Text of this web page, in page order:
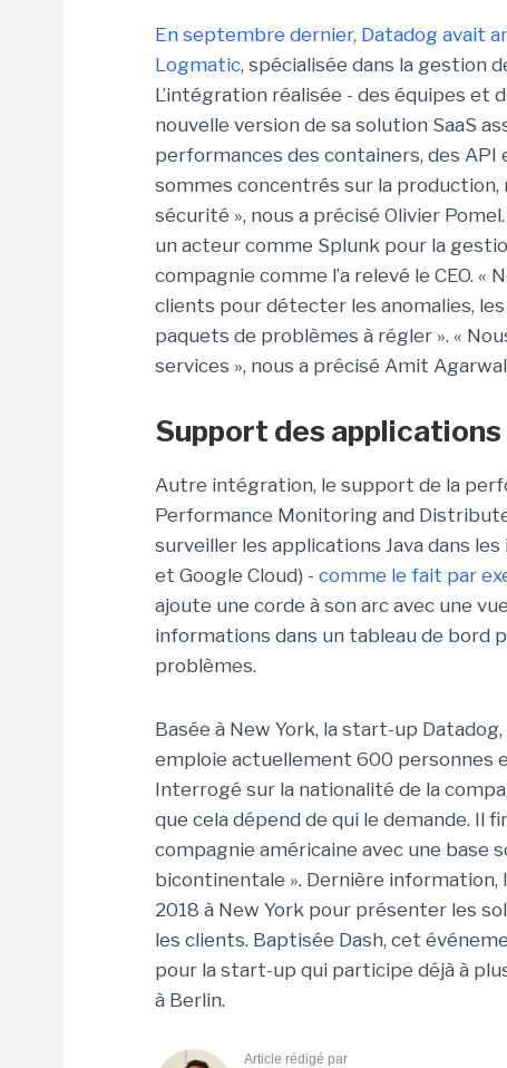
En septembre dernier, Datadog avait
Logmatic, spécialisée dans la gestion
L’intégration réalisée - des équipes et
nouvelle version de sa solution SaaS
performances des containers, des
sommes concentrés sur la production,
sécurité », nous a précisé Olivier
un acteur comme Splunk pour la
compagnie comme l’a relevé le CEO.
clients pour détecter les anomalies,
paquets de problèmes à régler ». «
services », nous a précisé Amit
Support des applications
Autre intégration, le support de la
Performance Monitoring and
surveiller les applications Java dans
et Google Cloud) - comme le fait par
ajoute une corde à son arc avec une
informations dans un tableau de bord
problèmes.
Basée à New York, la start-up
emploie actuellement 600 personnes
Interrogé sur la nationalité de la
que cela dépend de qui le demande. Il
compagnie américaine avec une base
bicontinentale ». Dernière information,
2018 à New York pour présenter les
les clients. Baptisée Dash, cet
pour la start-up qui participe déjà à
à Berlin.
Article rédigé par